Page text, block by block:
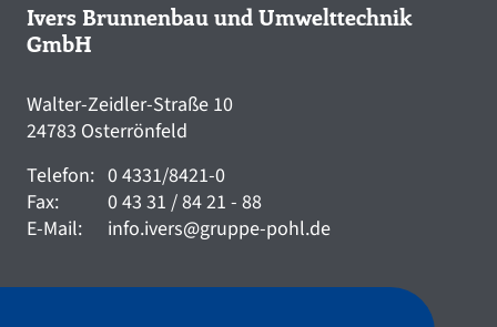
Ivers Brunnenbau und Umwelttechnik
GmbH
Walter-Zeidler-Straße 10
24783 Osterrönfeld
Telefon: 0 4331/8421-0
Fax:
0 43 31 / 84 21 - 88
E-Mail:
info.ivers@gruppe-pohl.de